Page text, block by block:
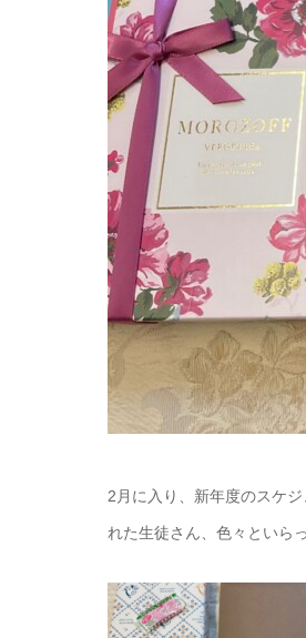
2月に入り、新年度のスケ
れた生徒さん、色々といら